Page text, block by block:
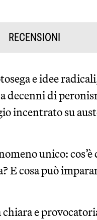
RECENSIONI
e idee
decenni di
incentrato su
unico:
E cosa può
e